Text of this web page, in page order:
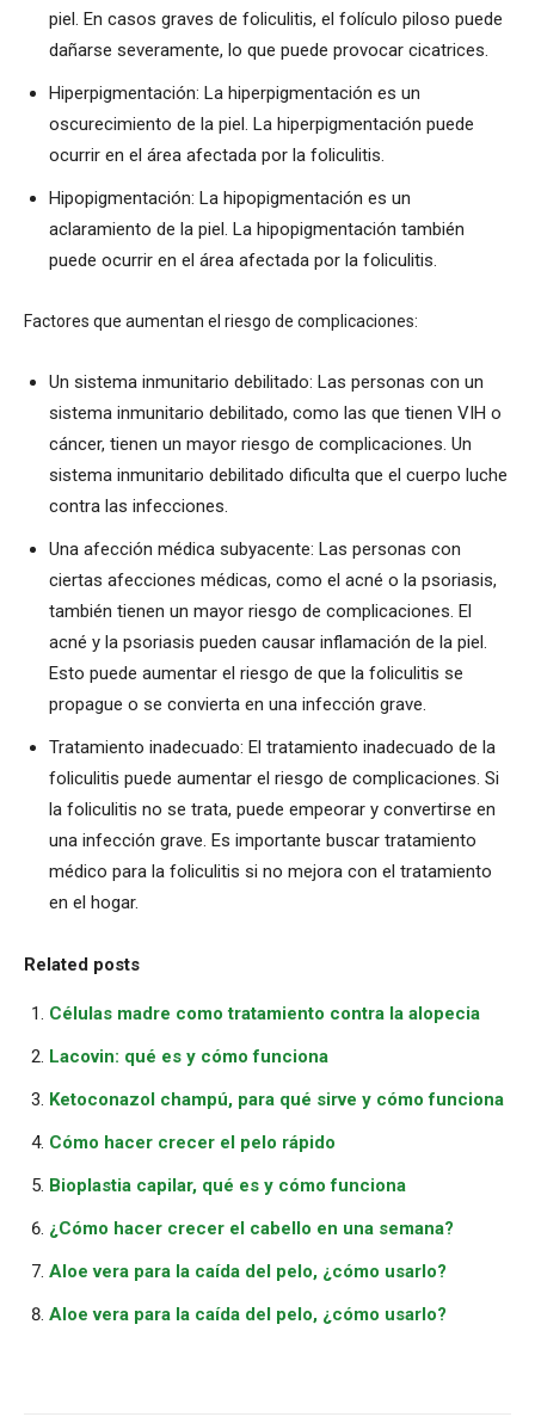
piel. En casos graves de foliculitis, el folículo piloso puede
dañarse severamente, lo que puede provocar cicatrices.
Hiperpigmentación: La hiperpigmentación es un
oscurecimiento de la piel. La hiperpigmentación puede
ocurrir en el área afectada por la foliculitis.
Hipopigmentación: La hipopigmentación es un
aclaramiento de la piel. La hipopigmentación también
puede ocurrir en el área afectada por la foliculitis.
Factores que aumentan el riesgo de complicaciones:
Un sistema inmunitario debilitado: Las personas con un
sistema inmunitario debilitado, como las que tienen VIH o
cáncer, tienen un mayor riesgo de complicaciones. Un
sistema inmunitario debilitado dificulta que el cuerpo luche
contra las infecciones.
Una afección médica subyacente: Las personas con
ciertas afecciones médicas, como el acné o la psoriasis,
también tienen un mayor riesgo de complicaciones. El
acné y la psoriasis pueden causar inflamación de la piel.
Esto puede aumentar el riesgo de que la foliculitis se
propague o se convierta en una infección grave.
Tratamiento inadecuado: El tratamiento inadecuado de la
foliculitis puede aumentar el riesgo de complicaciones. Si
la foliculitis no se trata, puede empeorar y convertirse en
una infección grave. Es importante buscar tratamiento
médico para la foliculitis si no mejora con el tratamiento
en el hogar.
Related posts
Células madre como tratamiento contra la alopecia
Lacovin: qué es y cómo funciona
Ketoconazol champú, para qué sirve y cómo funciona
Cómo hacer crecer el pelo rápido
Bioplastia capilar, qué es y cómo funciona
¿Cómo hacer crecer el cabello en una semana?
Aloe vera para la caída del pelo, ¿cómo usarlo?
Aloe vera para la caída del pelo, ¿cómo usarlo?